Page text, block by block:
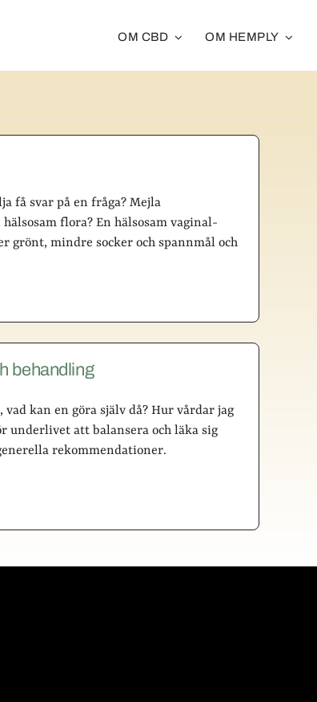
OM CBD OM HEMPLY
få svar på en fråga? Mejla
flora? En hälsosam vaginal-
grönt, mindre socker och spannmål och
behandling
kan en göra själv då? Hur vårdar jag
underlivet att balansera och läka sig
rekommendationer.